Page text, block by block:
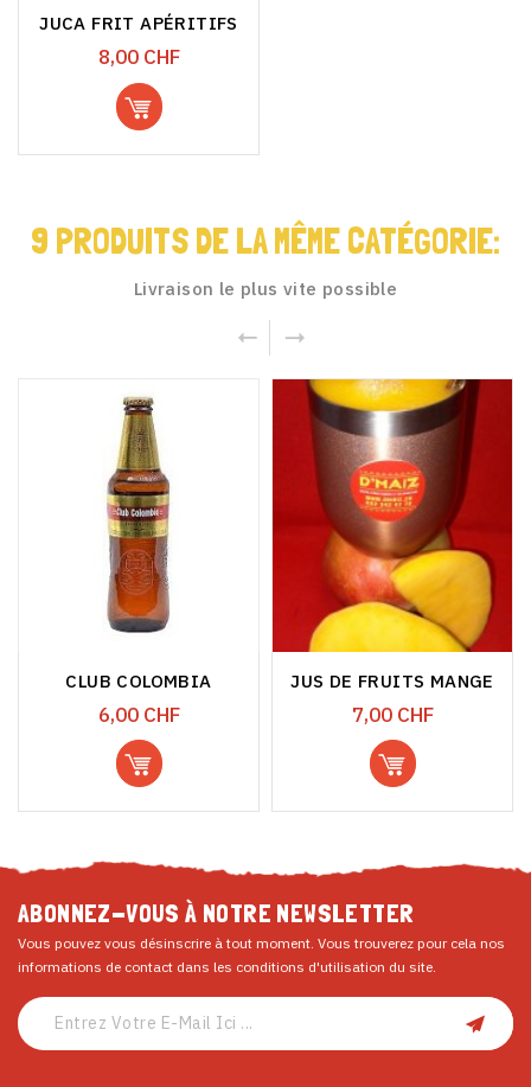
JUCA FRIT APÉRITIFS
Prix
8,00 CHF
9 PRODUITS DE LA MÊME CATÉGORIE:
Livraison le plus vite possible
CLUB COLOMBIA
Prix
6,00 CHF
JUS DE FRUITS MANGE
Prix
7,00 CHF
ABONNEZ-VOUS À NOTRE NEWSLETTER
Vous pouvez vous désinscrire à tout moment. Vous trouverez pour cela nos
informations de contact dans les conditions d'utilisation du site.